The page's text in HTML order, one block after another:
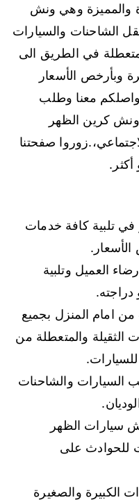
والمميزة وهي ونش
الشاحنات والسيارات
في الطريق الى
وبأرخص الأسعار
معنا وطلب
ونش كرين الظهر
صفحتنا
في تلبية كافة خدمات
العميل وتلبية
امام المنزل بجميع
الثقيلة والمتعطلة من
والشاحنات
سيارات الظهر
للحوادث على
الكبيرة والصغيرة